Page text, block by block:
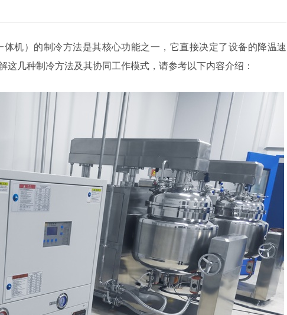
机）的制冷方法是其核心功能之一，它直接决定了设备的降温速
几种制冷方法及其协同工作模式，请参考以下内容介绍：